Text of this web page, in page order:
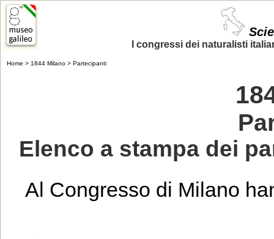
I congressi dei naturalisti
Home > 1844 Milano > Partecipanti
Elenco a stampa dei
Al Congresso di Milano